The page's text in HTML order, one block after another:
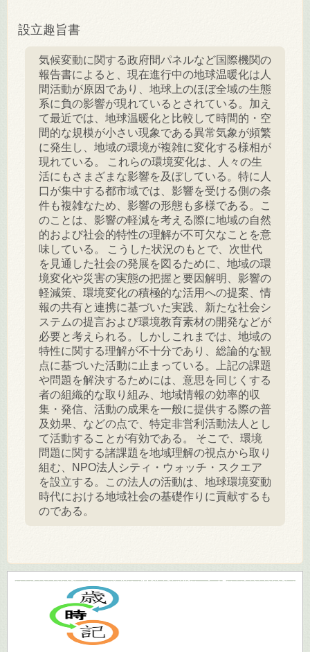
設立趣旨書
気候変動に関する政府間パネルなど国際機関の
報告書によると、現在進行中の地球温暖化は人
間活動が原因であり、地球上のほぼ全域の生態
系に負の影響が現れているとされている。加え
て最近では、地球温暖化と比較して時間的・空
間的な規模が小さい現象である異常気象が頻繁
に発生し、地域の環境が複雑に変化する様相が
現れている。
これらの環境変化は、人々の生
活にもさまざまな影響を及ぼしている。特に人
口が集中する都市域では、影響を受ける側の条
件も複雑なため、影響の形態も多様である。こ
のことは、影響の軽減を考える際に地域の自然
的および社会的特性の理解が不可欠なことを意
味している。
こうした状況のもとで、次世代
を見通した社会の発展を図るために、地域の環
境変化や災害の実態の把握と要因解明、影響の
軽減策、環境変化の積極的な活用への提案、情
報の共有と連携に基づいた実践、新たな社会シ
ステムの提言および環境教育素材の開発などが
必要と考えられる。しかしこれまでは、地域の
特性に関する理解が不十分であり、総論的な観
点に基づいた活動に止まっている。上記の課題
や問題を解決するためには、意思を同じくする
者の組織的な取り組み、地域情報の効率的収
集・発信、活動の成果を一般に提供する際の普
及効果、などの点で、特定非営利活動法人とし
て活動することが有効である。
そこで、環境
問題に関する諸課題を地域理解の視点から取り
組む、NPO法人シティ・ウォッチ・スクエア
を設立する。この法人の活動は、地球環境変動
時代における地域社会の基礎作りに貢献するも
のである。